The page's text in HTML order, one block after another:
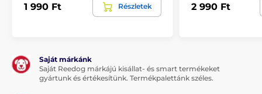
1 990 Ft Részletek 2 990 Ft
Saját márkánk
Saját Reedog márkájú kisállat- és smart termékeket
gyártunk és értékesítünk. Termékpalettánk széles.